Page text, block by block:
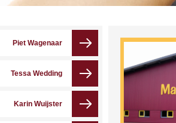
Piet Wagenaar
Tessa Wedding
Karin Wuijster